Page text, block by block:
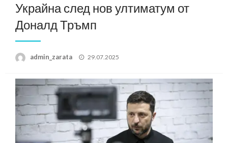
Украйна след нов ултиматум от
Доналд Тръмп
admin_zarata
Posted
29.07.2025